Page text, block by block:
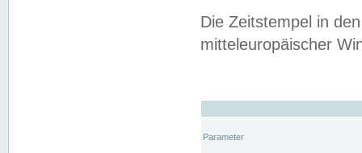
Die Zeitstempel in
mitteleuropäischer
Parameter